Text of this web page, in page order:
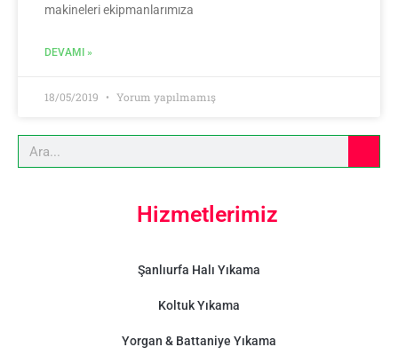
makineleri ekipmanlarımıza
DEVAMI »
18/05/2019 Yorum yapılmamış
Hizmetlerimiz
Şanlıurfa Halı Yıkama
Koltuk Yıkama
Yorgan & Battaniye Yıkama